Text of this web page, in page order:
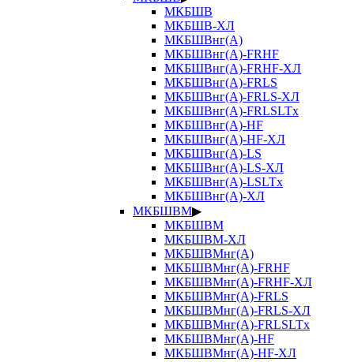
МКБШВ
МКБШВ-ХЛ
МКБШВнг(А)
МКБШВнг(А)-FRHF
МКБШВнг(А)-FRHF-ХЛ
МКБШВнг(А)-FRLS
МКБШВнг(А)-FRLS-ХЛ
МКБШВнг(А)-FRLSLTx
МКБШВнг(А)-HF
МКБШВнг(А)-HF-ХЛ
МКБШВнг(А)-LS
МКБШВнг(А)-LS-ХЛ
МКБШВнг(А)-LSLTx
МКБШВнг(А)-ХЛ
МКБШВМ▶
МКБШВМ
МКБШВМ-ХЛ
МКБШВМнг(А)
МКБШВМнг(А)-FRHF
МКБШВМнг(А)-FRHF-ХЛ
МКБШВМнг(А)-FRLS
МКБШВМнг(А)-FRLS-ХЛ
МКБШВМнг(А)-FRLSLTx
МКБШВМнг(А)-HF
МКБШВМнг(А)-HF-ХЛ